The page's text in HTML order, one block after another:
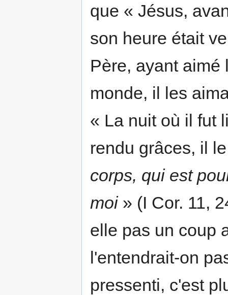
que « Jésus,
son heure était
Père, ayant aimé
monde, il les
« La nuit où il fut
rendu grâces, il
corps, qui est
moi» (I Cor. 11,
elle pas un coup
l'entendrait-on
pressenti, c'est